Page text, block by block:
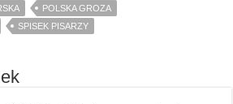
POLSKA GROZA
SPISEK PISARZY